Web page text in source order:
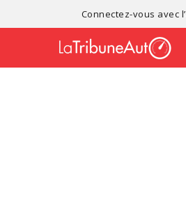
Connectez-vous avec l’